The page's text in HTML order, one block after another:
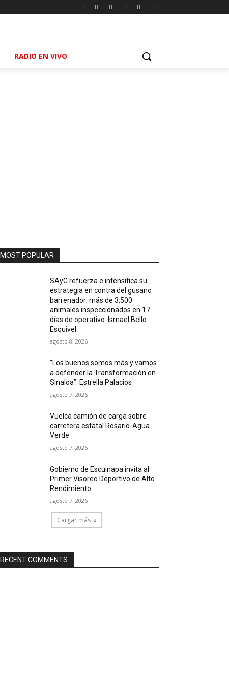
RADIO EN VIVO
MOST POPULAR
SAyG refuerza e intensifica su
estrategia en contra del gusano
barrenador; más de 3,500
animales inspeccionados en 17
días de operativo: Ismael Bello
Esquivel
agosto 8, 2026
”Los buenos somos más y vamos
a defender la Transformación en
Sinaloa”: Estrella Palacios
agosto 7, 2026
Vuelca camión de carga sobre
carretera estatal Rosario-Agua
Verde
agosto 7, 2026
Gobierno de Escuinapa invita al
Primer Visoreo Deportivo de Alto
Rendimiento
agosto 7, 2026
Cargar más
RECENT COMMENTS